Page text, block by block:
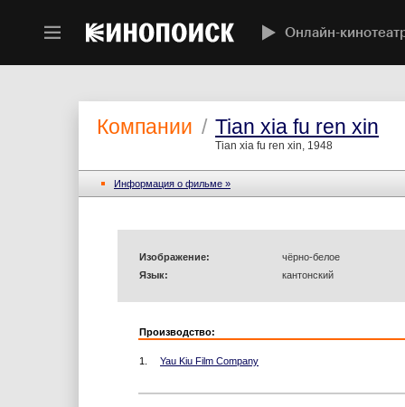
Онлайн-
Компании / Tian xia fu ren xin
Tian xia fu ren xin, 1948
Информация o фильме »
Изображение:
чёрно-белое
Язык:
кантонский
Производство:
1. Yau Kiu Film Company